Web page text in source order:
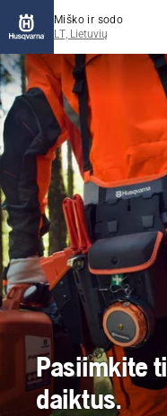
Miško ir sodo
LT, Lietuvių
Pasiimkite
daiktus.